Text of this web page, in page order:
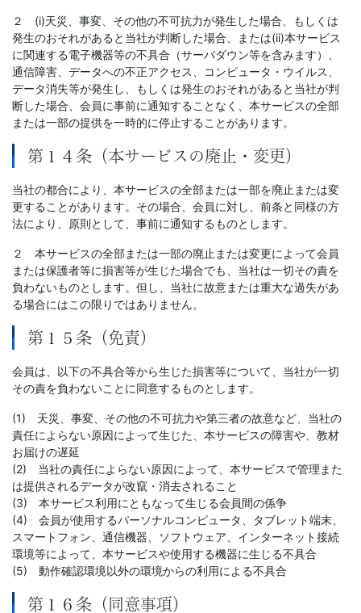
２ (i)天災、事変、その他の不可抗力が発生した場合、もしくは
発生のおそれがあると当社が判断した場合、または(ii)本サービス
に関連する電子機器等の不具合（サーバダウン等を含みます）、
通信障害、データへの不正アクセス、コンピュータ・ウイルス、
データ消失等が発生し、もしくは発生のおそれがあると当社が判
断した場合、会員に事前に通知することなく、本サービスの全部
または一部の提供を一時的に停止することがあります。
第１４条（本サービスの廃止・変更）
当社の都合により、本サービスの全部または一部を廃止または変
更することがあります。その場合、会員に対し、前条と同様の方
法により、原則として、事前に通知するものとします。
２ 本サービスの全部または一部の廃止または変更によって会員
または保護者等に損害等が生じた場合でも、当社は一切その責を
負わないものとします。但し、当社に故意または重大な過失があ
る場合にはこの限りではありません。
第１５条（免責）
会員は、以下の不具合等から生じた損害等について、当社が一切
その責を負わないことに同意するものとします。
(1) 天災、事変、その他の不可抗力や第三者の故意など、当社の
責任によらない原因によって生じた、本サービスの障害や、教材
お届けの遅延
(2) 当社の責任によらない原因によって、本サービスで管理また
は提供されるデータが改竄・消去されること
(3) 本サービス利用にともなって生じる会員間の係争
(4) 会員が使用するパーソナルコンピュータ、タブレット端末、
スマートフォン、通信機器、ソフトウェア、インターネット接続
環境等によって、本サービスや使用する機器に生じる不具合
(5) 動作確認環境以外の環境からの利用による不具合
第１６条（同意事項）